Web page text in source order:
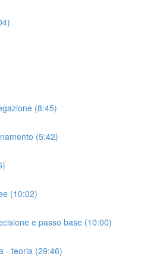
(8:45)
(5:42)
(10:02)
e passo base (10:00)
- teoria (29:46)